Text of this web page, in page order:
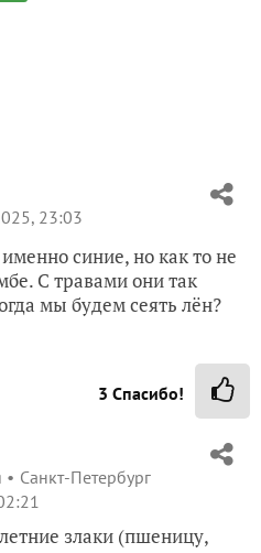
23:03
синие, но как то не
С травами они так
мы будем сеять лён?
3 Спасибо!
Санкт-Петербург
злаки (пшеницу,